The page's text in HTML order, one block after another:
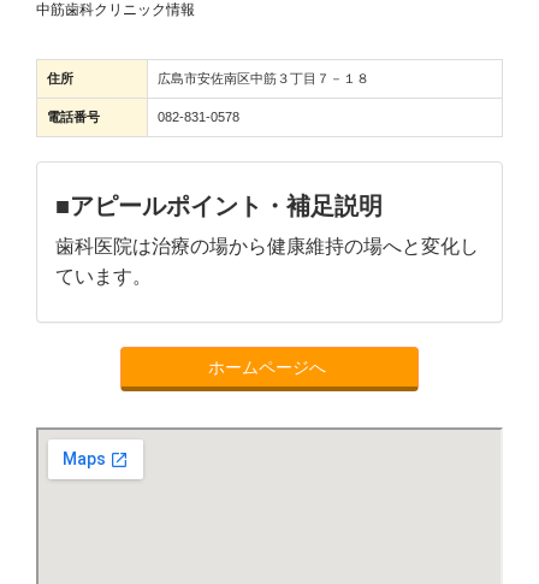
中筋歯科クリニック情報
住所 広島市安佐南区中筋３丁目７－１８
電話番号 082-831-0578
■アピールポイント・補足説明
歯科医院は治療の場から健康維持の場へと変化し
ています。
ホームページへ